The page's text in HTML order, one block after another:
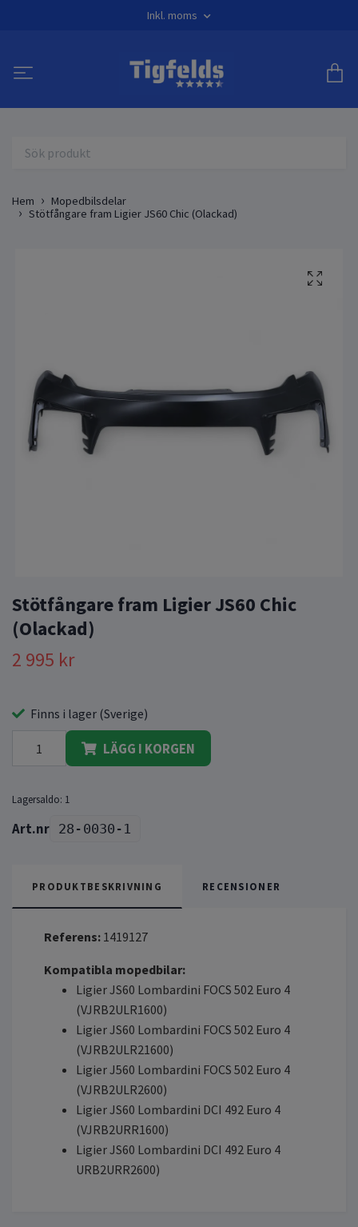
Inkl. moms
Hem
Mopedbilsdelar
Stötfångare fram Ligier JS60 Chic (Olackad)
Stötfångare fram Ligier JS60 Chic
(Olackad)
2 995 kr
Finns i lager (Sverige)
LÄGG I KORGEN
Lagersaldo: 1
28-0030-1
PRODUKTBESKRIVNING RECENSIONER
Referens: 1419127
Kompatibla mopedbilar:
Ligier JS60 Lombardini FOCS 502 Euro 4
(VJRB2ULR1600)
Ligier JS60 Lombardini FOCS 502 Euro 4
(VJRB2ULR21600)
Ligier J560 Lombardini FOCS 502 Euro 4
(VJRB2ULR2600)
Ligier JS60 Lombardini DCI 492 Euro 4
(VJRB2URR1600)
Ligier JS60 Lombardini DCI 492 Euro 4
URB2URR2600)